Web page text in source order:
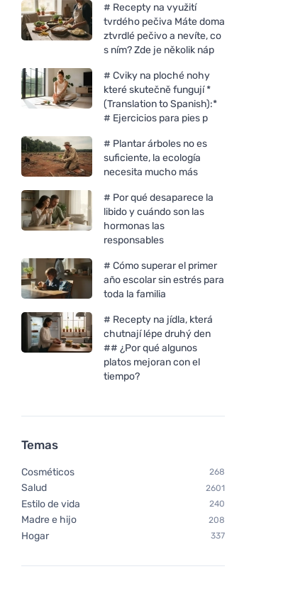
# Recepty na využití
tvrdého pečiva Máte doma
ztvrdlé pečivo a nevíte, co
s ním? Zde je několik náp
# Cviky na ploché nohy
které skutečně fungují *
(Translation to Spanish):*
# Ejercicios para pies p
# Plantar árboles no es
suficiente, la ecología
necesita mucho más
# Por qué desaparece la
libido y cuándo son las
hormonas las
responsables
# Cómo superar el primer
año escolar sin estrés para
toda la familia
# Recepty na jídla, která
chutnají lépe druhý den
## ¿Por qué algunos
platos mejoran con el
tiempo?
Temas
Cosméticos 268
Salud 2601
Estilo de vida 240
Madre e hijo 208
Hogar 337